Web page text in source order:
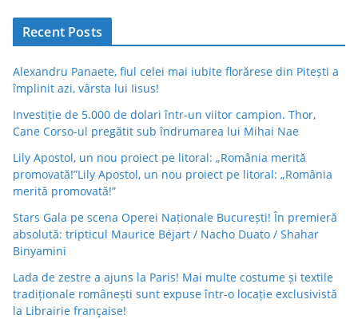
Recent Posts
Alexandru Panaete, fiul celei mai iubite florărese din Pitești a
împlinit azi, vârsta lui Iisus!
Investiție de 5.000 de dolari într-un viitor campion. Thor,
Cane Corso-ul pregătit sub îndrumarea lui Mihai Nae
Lily Apostol, un nou proiect pe litoral: „România merită
promovată!”Lily Apostol, un nou proiect pe litoral: „România
merită promovată!”
Stars Gala pe scena Operei Naționale București! În premieră
absolută: tripticul Maurice Béjart / Nacho Duato / Shahar
Binyamini
Lada de zestre a ajuns la Paris! Mai multe costume și textile
tradiționale românești sunt expuse într-o locație exclusivistă
la Librairie française!